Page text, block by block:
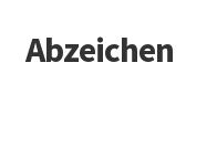
Zur
Navigation
Zum
Inhalt
Abzeichen